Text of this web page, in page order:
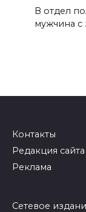
В отдел
мужчина с
Контакты
Редакция сайта
Реклама
Сетевое